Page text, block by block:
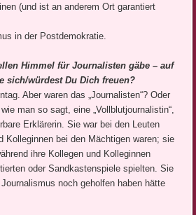
(und ist an anderem Ort garantiert
in der Postdemokratie.
Himmel für Journalisten gäbe – auf
sich/würdest Du Dich freuen?
Aber waren das „Journalisten“? Oder
man so sagt, eine „Vollblutjournalistin“,
Erklärerin. Sie war bei den Leuten
Kolleginnen bei den Mächtigen waren; sie
ihre Kollegen und Kolleginnen
oder Sandkastenspiele spielten. Sie
noch geholfen haben hätte